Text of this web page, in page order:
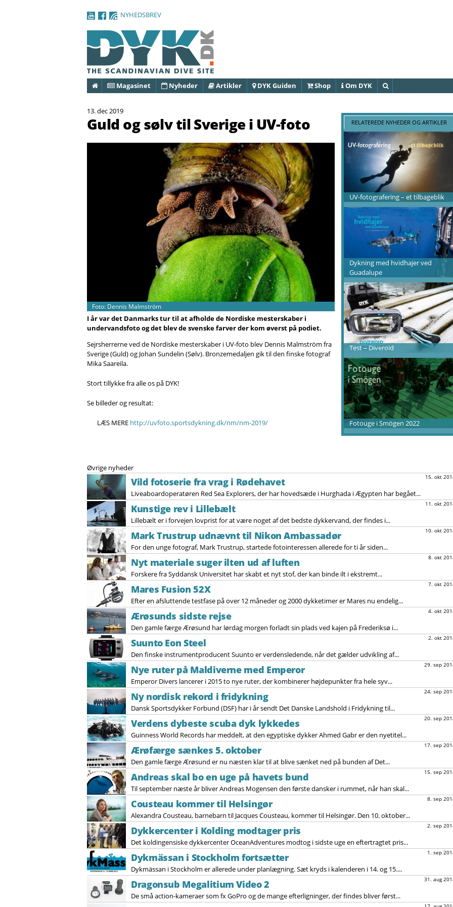
NYHEDSBREV
ForsideMagasinet Nyheder Artikler DYK Guiden Shop Om DYK
13. dec 2019
Guld og sølv til Sverige i UV-foto
Foto: Dennis Malmström
I år var det Danmarks tur til at afholde de Nordiske mesterskaber i
undervandsfoto og det blev de svenske farver der kom øverst på podiet.
Sejrsherrerne ved de Nordiske mesterskaber i UV-foto blev Dennis Malmström fra
Sverige (Guld) og Johan Sundelin (Sølv). Bronzemedaljen gik til den finske fotograf
Mika Saareila.
Stort tillykke fra alle os på DYK!
Se billeder og resultat:
LÆS MERE http://uvfoto.sportsdykning.dk/nm/nm-2019/
RELATEREDE NYHEDER OG ARTIKLER
UV-fotografering – et tilbageblik
Dykning med hvidhajer ved
Guadalupe
Test – Diveroid
Fotouge i Smögen 2022
Øvrige nyheder
15. okt
Vild fotoserie fra vrag i Rødehavet
Liveaboardoperatøren Red Sea Explorers, der har hovedsæde i Hurghada i Ægypten har begået...
11. okt
Kunstige rev i Lillebælt
Lillebælt er i forvejen lovprist for at være noget af det bedste dykkervand, der findes i...
10. okt
Mark Trustrup udnævnt til Nikon Ambassadør
For den unge fotograf, Mark Trustrup, startede fotointeressen allerede for ti år siden...
8. okt
Nyt materiale suger ilten ud af luften
Forskere fra Syddansk Universitet har skabt et nyt stof, der kan binde ilt i ekstremt...
7. okt
Mares Fusion 52X
Efter en afsluttende testfase på over 12 måneder og 2000 dykketimer er Mares nu endelig...
4. okt
Ærøsunds sidste rejse
Den gamle færge Ærøsund har lørdag morgen forladt sin plads ved kajen på Frederiksø i...
2. okt
Suunto Eon Steel
Den finske instrumentproducent Suunto er verdensledende, når det gælder udvikling af...
29. sep
Nye ruter på Maldiverne med Emperor
Emperor Divers lancerer i 2015 to nye ruter, der kombinerer højdepunkter fra hele syv...
24. sep
Ny nordisk rekord i fridykning
Dansk Sportsdykker Forbund (DSF) har i år sendt Det Danske Landshold i Fridykning til...
20. sep
Verdens dybeste scuba dyk lykkedes
Guinness World Records har meddelt, at den egyptiske dykker Ahmed Gabr er den nyetitel...
17. sep
Ærøfærge sænkes 5. oktober
Den gamle færge Ærøsund er nu næsten klar til at blive sænket ned på bunden af Det...
15. sep
Andreas skal bo en uge på havets bund
Til september næste år bliver Andreas Mogensen den første dansker i rummet, når han skal...
8. sep
Cousteau kommer til Helsingør
Alexandra Cousteau, barnebarn til Jacques Cousteau, kommer til Helsingør. Den 10. oktober...
2. sep
Dykkercenter i Kolding modtager pris
Det koldingensiske dykkercenter OceanAdventures modtog i sidste uge en eftertragtet pris...
1. sep
Dykmässan i Stockholm fortsætter
Dykmässan i Stockholm er allerede under planlægning. Sæt kryds i kalenderen i 14. og 15....
31. aug
Dragonsub Megalitium Video 2
De små action-kameraer som fx GoPro og de mange efterligninger, der findes bliver først...